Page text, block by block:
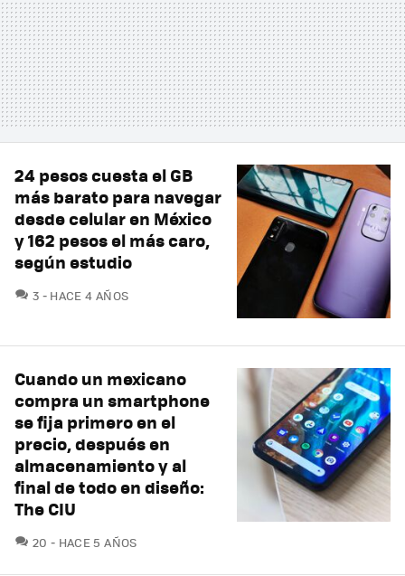
24 pesos cuesta el GB
más barato para navegar
desde celular en México
y 162 pesos el más caro,
según estudio
3 COMENTARIOS
HACE 4 AÑOS
Cuando un mexicano
compra un smartphone
se fija primero en el
precio, después en
almacenamiento y al
final de todo en diseño:
The CIU
20 COMENTARIOS
HACE 5 AÑOS